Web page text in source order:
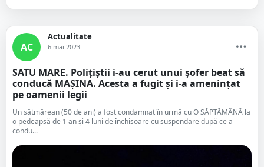
AC
Actualitate
6 mai 2023
SATU MARE. Polițiștii i-au cerut unui șofer beat să
conducă MAȘINA. Acesta a fugit și i-a amenințat
pe oamenii legii
Un sătmărean (50 de ani) a fost condamnat în urmă cu O SĂPTĂMÂNĂ la
o pedeapsă de 1 an și 4 luni de închisoare cu suspendare după ce a
condu...